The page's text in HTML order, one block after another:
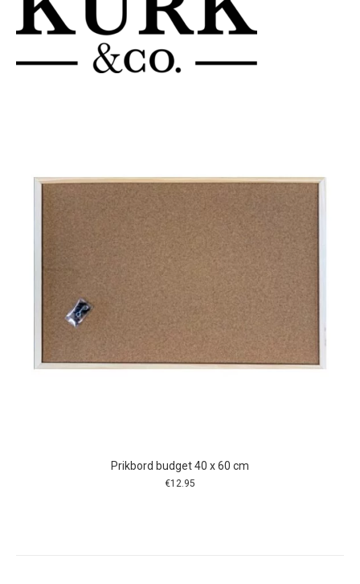
Prikbord budget 40 x 60 cm
€12.95